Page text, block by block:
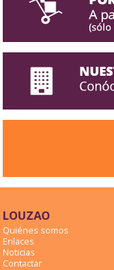
LOUZAO
Quiénes somos
Enlaces
Noticias
Contactar